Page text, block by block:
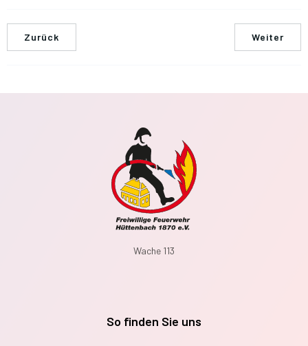
Zurück Weiter
Wache 113
So finden Sie uns